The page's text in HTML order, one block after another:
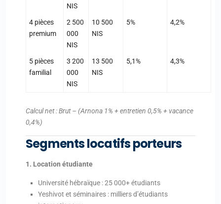
NIS
4 pièces
premium
2 500
000
NIS
10 500
NIS
5% 4,2%
5 pièces
familial
3 200
000
NIS
13 500
NIS
5,1% 4,3%
Calcul net : Brut – (Arnona 1% + entretien 0,5% + vacance
0,4%)
Segments locatifs porteurs
1. Location étudiante
Université hébraïque : 25 000+ étudiants
Yeshivot et séminaires : milliers d’étudiants